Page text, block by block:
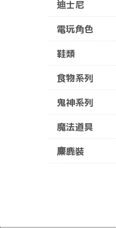
迪士尼
電玩角色
鞋類
食物系列
鬼神系列
魔法道具
麋鹿裝